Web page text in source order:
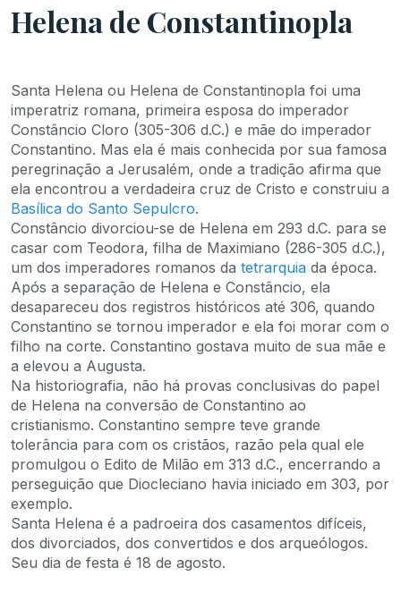
Helena de Constantinopla
Santa Helena ou Helena de Constantinopla foi uma
imperatriz romana, primeira esposa do imperador
Constâncio Cloro (305-306 d.C.) e mãe do imperador
Constantino. Mas ela é mais conhecida por sua famosa
peregrinação a Jerusalém, onde a tradição afirma que
ela encontrou a verdadeira cruz de Cristo e construiu a
Basílica do Santo Sepulcro.
Constâncio divorciou-se de Helena em 293 d.C. para se
casar com Teodora, filha de Maximiano (286-305 d.C.),
um dos imperadores romanos da tetrarquia da época.
Após a separação de Helena e Constâncio, ela
desapareceu dos registros históricos até 306, quando
Constantino se tornou imperador e ela foi morar com o
filho na corte. Constantino gostava muito de sua mãe e
a elevou a Augusta.
Na historiografia, não há provas conclusivas do papel
de Helena na conversão de Constantino ao
cristianismo. Constantino sempre teve grande
tolerância para com os cristãos, razão pela qual ele
promulgou o Edito de Milão em 313 d.C., encerrando a
perseguição que Diocleciano havia iniciado em 303, por
exemplo.
Santa Helena é a padroeira dos casamentos difíceis,
dos divorciados, dos convertidos e dos arqueólogos.
Seu dia de festa é 18 de agosto.